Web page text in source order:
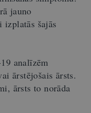
jauno
šajās
analīzēm
ārstējošais ārsts.
ārsts to norāda